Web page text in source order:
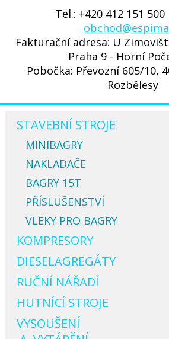
Tel.: +420 412 151
Fakturační adresa: U
Praha 9 - Horní
Pobočka: Převozní 605/10,
Rozbělesy
STAVEBNÍ STROJE
MINIBAGRY
NAKLADAČE
BAGRY 15T
PŘÍSLUŠENSTVÍ
VLEKY PRO BAGRY
KOMPRESORY
DIESELAGREGÁTY
RUČNÍ NÁŘADÍ
HUTNÍCÍ STROJE
VYSOUŠENÍ